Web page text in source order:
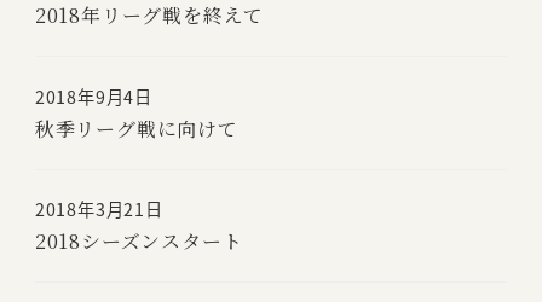
2018年リーグ戦を終えて
秋季リーグ戦に向けて
2018年9月4日
2018シーズンスタート
2018年3月21日